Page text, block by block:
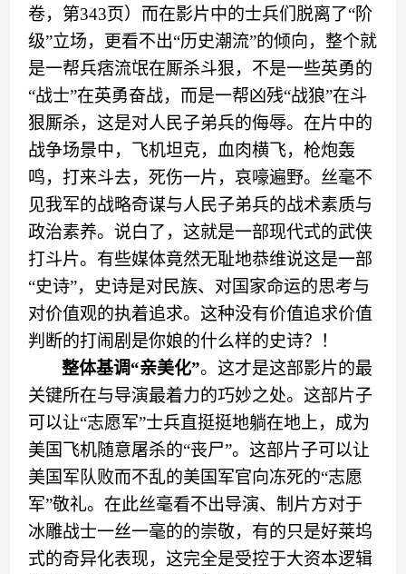
卷，第343页 ） 而在影片中的士兵们脱离了“阶
级”立场，更看不出“历史潮流”的倾向， 整个就
是一帮兵痞流氓在厮杀斗狠，不是一些英勇的
“战士”在英勇奋战，而是一帮凶残“战狼”在斗
狠厮杀，这是对人民子弟兵的侮辱。在片中的
战争场景中，飞机坦克， 血肉横飞，枪炮轰
鸣，打来斗去，死伤一片，哀嚎遍野。丝毫不
见我军的战略奇谋与人民子弟兵的战术素质与
政治素养。说白了，这就是一部现代式的武侠
打斗片。有些媒体竟然无耻地恭维说这是一部
“史诗”，史诗是对民族、对国家命运的思考与
对价值观的执着追求。这种没有价值追求价值
判断的打闹剧是你娘的什么样的史诗？
！
整体基调“亲美化”。 这才是这部影片的最
关键所在与导演最着力的巧妙之处。这部片子
可以让“志愿军”士兵直挺挺地躺在地上，成为
美国飞机随意屠杀的“丧尸”。这部片子可以让
美国军队败而不乱的美国军官向冻死的“志愿
军”敬礼。在此丝毫看不出导演、制片方对于
冰雕战士一丝一毫的的崇敬，有的只是好莱坞
式的奇异化表现， 这完全是受控于大资本逻辑